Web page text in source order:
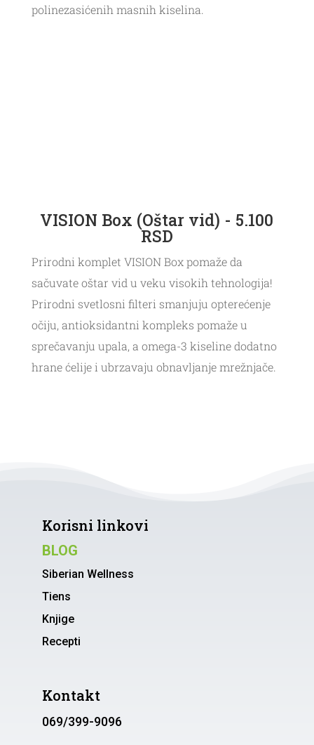
polinezasićenih masnih kiselina.
VISION Box (Oštar vid) - 5.100
RSD
Prirodni komplet VISION Box pomaže da
sačuvate oštar vid u veku visokih tehnologija!
Prirodni svetlosni filteri smanjuju opterećenje
očiju, antioksidantni kompleks pomaže u
sprečavanju upala, a omega-3 kiseline dodatno
hrane ćelije i ubrzavaju obnavljanje mrežnjače.
Korisni linkovi
BLOG
Siberian Wellness
Tiens
Knjige
Recepti
Kontakt
069/399-9096